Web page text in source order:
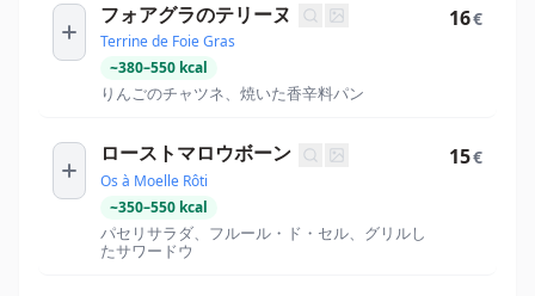
フォアグラのテリーヌ
Terrine de Foie Gras
~380–550 kcal
りんごのチャツネ、焼いた香辛料パン
16€
ローストマロウボーン
Os à Moelle Rôti
~350–550 kcal
パセリサラダ、フルール・ド・セル、グリルし
たサワードウ
15€